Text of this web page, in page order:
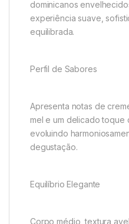
dominicanos
experiência suave,
equilibrada.
Perfil de Sabores
Apresenta notas de
mel e um delicado toque
evoluindo
degustação.
Equilíbrio Elegante
Corpo médio, textura